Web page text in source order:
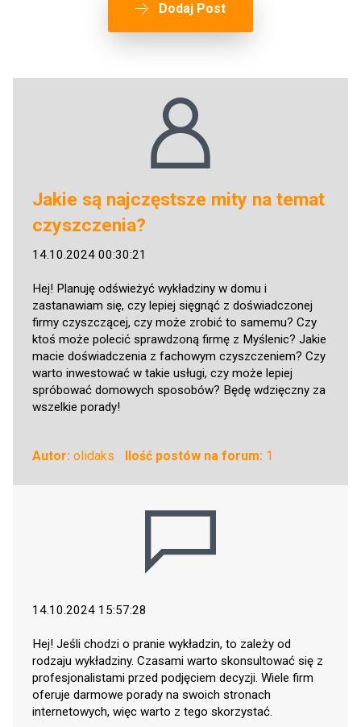
Dodaj Post
Jakie są najczęstsze mity na temat
czyszczenia?
14.10.2024 00:30:21
Hej! Planuję odświeżyć wykładziny w domu i
zastanawiam się, czy lepiej sięgnąć z doświadczonej
firmy czyszczącej, czy może zrobić to samemu? Czy
ktoś może polecić sprawdzoną firmę z Myślenic? Jakie
macie doświadczenia z fachowym czyszczeniem? Czy
warto inwestować w takie usługi, czy może lepiej
spróbować domowych sposobów? Będę wdzięczny za
wszelkie porady!
Autor: olidaks Ilość postów na forum:1
14.10.2024 15:57:28
Hej! Jeśli chodzi o pranie wykładzin, to zależy od
rodzaju wykładziny. Czasami warto skonsultować się z
profesjonalistami przed podjęciem decyzji. Wiele firm
oferuje darmowe porady na swoich stronach
internetowych, więc warto z tego skorzystać.